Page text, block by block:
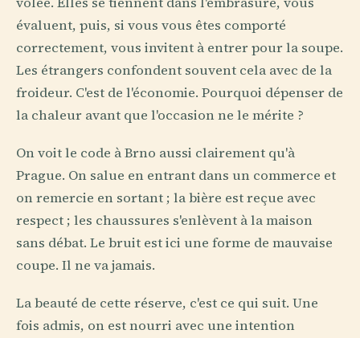
évaluent, puis, si vous vous êtes comporté
correctement, vous invitent à entrer pour la soupe.
Les étrangers confondent souvent cela avec de la
froideur. C'est de l'économie. Pourquoi dépenser de
la chaleur avant que l'occasion ne le mérite ?
On voit le code à Brno aussi clairement qu'à
Prague. On salue en entrant dans un commerce et
on remercie en sortant ; la bière est reçue avec
respect ; les chaussures s'enlèvent à la maison
sans débat. Le bruit est ici une forme de mauvaise
coupe. Il ne va jamais.
La beauté de cette réserve, c'est ce qui suit. Une
fois admis, on est nourri avec une intention